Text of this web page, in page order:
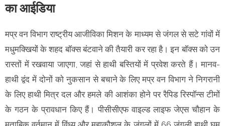
का आईडिया
मप्र वन विभाग राष्ट्रीय आजीविका मिशन के माध्यम से जंगल से सटे गांवों में
मधुमक्खियों के शहद बॉक्स बंटवाने की तैयारी कर रहा है। इन बॉक्स को उन
रास्तों में रखवाया जाएगा, जहां से हाथी बस्तियों में प्रवेश करते हैं। मानव-
हाथी द्वंद में दोनों को नुकसान से बचाने के लिए मप्र वन विभाग ने निगरानी
के लिए हाथी मित्र दल और हमले की आशंका होने पर रैपिड रिस्पॉन्स टीमों
के गठन के प्रावधान किए हैं। पीसीसीएफ वाइल्ड लाइफ जेएस चौहान के